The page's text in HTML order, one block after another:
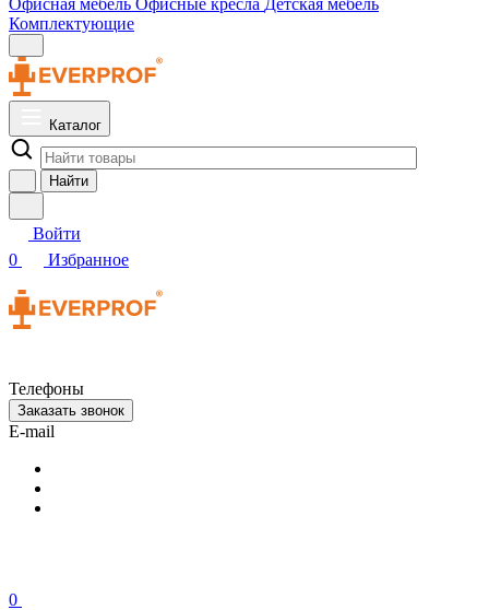
Офисная мебель Офисные кресла Детская мебель
Комплектующие
Каталог
Найти
Войти
0
Избранное
Телефоны
Заказать звонок
E-mail
0